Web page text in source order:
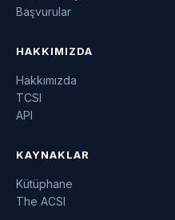
Başvurular
HAKKIMIZDA
Hakkımızda
TCSI
API
KAYNAKLAR
Kütüphane
The ACSI